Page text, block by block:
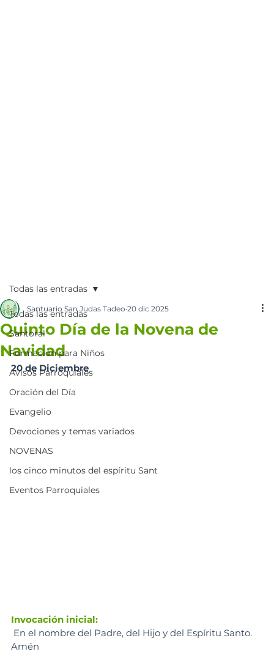
Todas las entradas
Santoral
Formación para Niños
Avisos Parroquiales
Oración del Día
Evangelio
Devociones y temas variados
NOVENAS
los cinco minutos del espíritu Sant
Eventos Parroquiales
Todas las entradas
Quinto Día de la Novena de
Navidad
Santuario San Judas Tadeo 20 dic 2025
20 de Diciembre
Invocación inicial:
En el nombre del Padre, del Hijo y del Espíritu Santo.
Amén